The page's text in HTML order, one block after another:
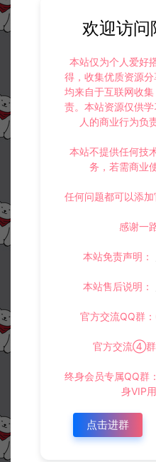
此资源下载价格为 10 星
欢迎访问
本站仅为个人爱好
得，收集优质资源
均来自于互联网收
责。本站资源仅供
人的商业行为负
本站不提供任何技
务，若需商业
任何问题都可以添加
感谢一
本站免责声明：
本站售后说明：
官方交流QQ群
官方交流④
终身会员专属QQ群
身VIP
点击进群